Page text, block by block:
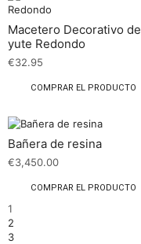
Macetero Decorativo de
yute Redondo
€32.95
COMPRAR EL PRODUCTO
Bañera de resina
€3,450.00
COMPRAR EL PRODUCTO
1
2
3